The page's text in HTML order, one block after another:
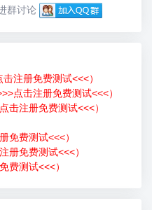
群讨论
注册免费测试<<<）
点击注册免费测试<<<）
击注册免费测试<<<）
免费测试<<<）
册免费测试<<<）
费测试<<<）